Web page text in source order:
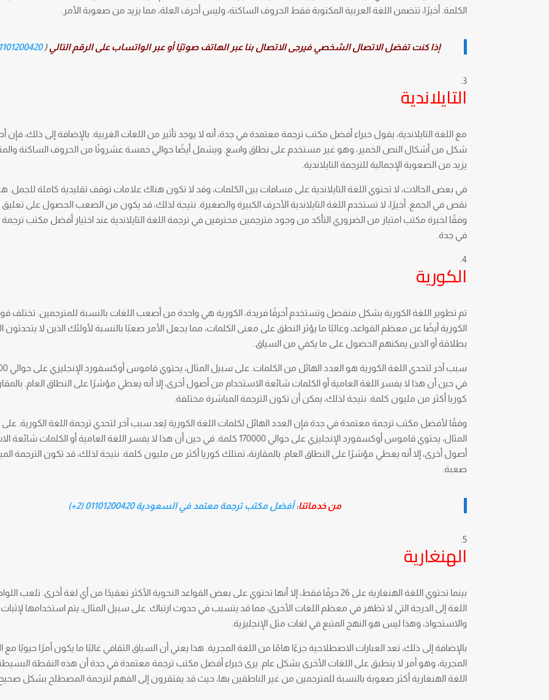
الكلمة. أخيرًا، تتضمن اللغة العربية المكتوبة فقط الحروف الساكنة، وليس أحرف العلة، مما يزيد من صعوبة الأمر.
إذا كنت تفضل الاتصال الشخصي فيرجى الاتصال بنا عبر الهاتف صوتيًا أو عبر الواتساب على الرقم التالي(
(2+)
التايلاندية
مع اللغة التايلاندية، يقول خبراء أفضل مكتب ترجمة معتمدة في جدة، أنه لا يوجد تأثير من اللغات الغربية. بالإضافة إلى ذلك، فإن
شكل من أشكال النص الخمير، وهو غير مستخدم على نطاق واسع. ويشمل أيضًا حوالي خمسة عشرونًا من الحروف الساكنة
يزيد من الصعوبة الإجمالية للترجمة التايلاندية.
في بعض الحالات، لا تحتوي اللغة التايلاندية على مسافات بين الكلمات، وقد لا تكون هناك علامات توقف تقليدية كاملة للجمل.
نقص في الجمع. أخيرًا، لا تستخدم اللغة التايلاندية الأحرف الكبيرة والصغيرة. نتيجة لذلك، قد يكون من الصعب الحصول على تعليق
وفقًا لخبرة مكتب امتياز من الضروري التأكد من وجود مترجمين محترفين في ترجمة اللغة التايلاندية عند اختيار أفضل مكتب
في جدة.
الكورية
تم تطوير اللغة الكورية بشكل منفصل وتستخدم أحرفًا فريدة، الكورية هي واحدة من أصعب اللغات بالنسبة للمترجمين. تختلف
الكورية أيضًا عن معظم القواعد، وغالبًا ما يؤثر النطق على معنى الكلمات، مما يجعل الأمر صعبًا بالنسبة لأولئك الذين لا يتحدثون
بطلاقة أو الذين يمكنهم الحصول على ما يكفي من السياق.
في حين أن هذا لا يفسر اللغة العامية أو الكلمات شائعة الاستخدام من أصول أخرى، إلا أنه يعطي مؤشرًا على النطاق العام.
كوريا أكثر من مليون كلمة. نتيجة لذلك، يمكن أن تكون الترجمة المباشرة مختلفة.
وفقًا لأفضل مكتب ترجمة معتمدة في جدة فإن العدد الهائل لكلمات اللغة الكورية يُعد سبب آخر لتحدي ترجمة اللغة الكورية.
المثال، يحتوي قاموس أوكسفورد الإنجليزي على حوالي 170000 كلمة. في حين أن هذا لا يفسر اللغة العامية أو
أصول أخرى، إلا أنه يعطي مؤشرًا على النطاق العام. بالمقارنة، تمتلك كوريا أكثر من مليون كلمة. نتيجة لذلك، قد تكون الترجمة
صعبة.
من خدماتنا:أفضل مكتب ترجمة معتمد في السعودية 01101200420 (2+)
الهنغارية
بينما تحتوي اللغة الهنغارية على 26 حرفًا فقط، إلا أنها تحتوي على بعض القواعد النحوية الأكثر تعقيدًا من أي لغة أخرى. تلعب
اللغة إلى الدرجة التي لا تظهر في معظم اللغات الأخرى، مما قد يتسبب في حدوث ارتباك. على سبيل المثال، يتم استخدامها لإثبات
والاستحواذ، وهذا ليس هو النهج المتبع في لغات مثل الإنجليزية.
بالإضافة إلى ذلك، تعد العبارات الاصطلاحية جزءًا هامًا من اللغة المجرية. هذا يعني أن السياق الثقافي غالبًا ما يكون أمرًا حيويًا مع
المجرية، وهو أمر لا ينطبق على اللغات الأخرى بشكل عام. يرى خبراء أفضل مكتب ترجمة معتمدة في جدة أن هذه النقطة
اللغة الهنغارية أكثر صعوبة بالنسبة للمترجمين من غير الناطقين بها، حيث قد يفتقرون إلى الفهم لترجمة المصطلح بشكل صحيح.